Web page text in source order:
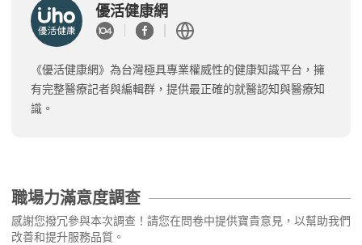
優活健康網
《優活健康網》為台灣極具專業權威性的健康知識平台，擁
有完整醫療記者與編輯群，提供最正確的就醫認知與醫療知
識。
職場力滿意度調查
感謝您撥冗參與本次調查！請您在問卷中提供寶貴意見，以幫助我們
改善和提升服務品質。